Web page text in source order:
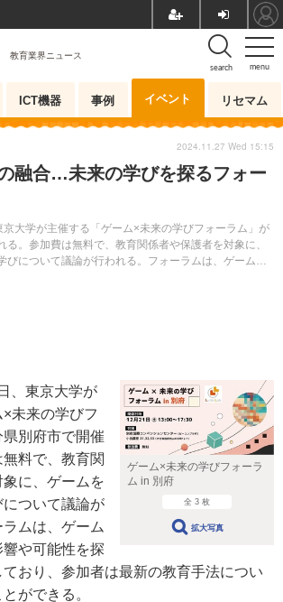
menu
search
教育業界ニュース
ICT機器 事例 イベント リセマム
融合…未来の学びを探るフォー
大学が主催する「ゲーム×未来の学びフォーラム」が
る。参加費は無料で、教育関係者や保護者を対象に、
びについて議論が行われる。フォーラムは、ゲームが
2024.11.27 Wed 15:15
ゲーム×未来の学びフォーラ
ム in 別府
全 3 枚
拡大写真
、東京大学が
未来の学びフ
別府市で開催
料で、教育関
に、ゲームを
ついて議論が
ムは、ゲーム
や可能性を探
おり、参加者は最新の教育手法につい
ができる。